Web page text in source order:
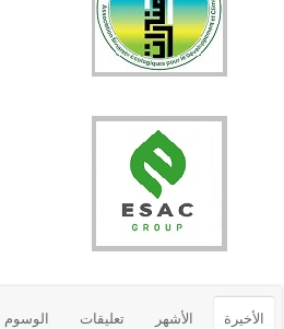
الأخيرة الأشهر تعليقات الوسوم